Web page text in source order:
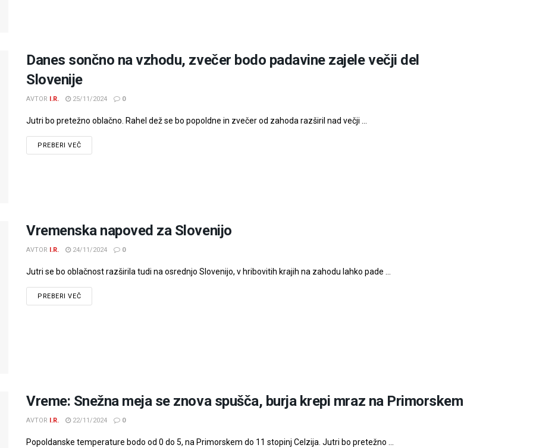
Danes sončno na vzhodu, zvečer bodo padavine zajele večji del
Slovenije
AVTOR I.R. 25/11/2024 0
Jutri bo pretežno oblačno. Rahel dež se bo popoldne in zvečer od zahoda razširil nad večji ...
PREBERI VEČ
Vremenska napoved za Slovenijo
AVTOR I.R. 24/11/2024 0
Jutri se bo oblačnost razširila tudi na osrednjo Slovenijo, v hribovitih krajih na zahodu lahko pade ...
PREBERI VEČ
Vreme: Snežna meja se znova spušča, burja krepi mraz na Primorskem
AVTOR I.R. 22/11/2024 0
Popoldanske temperature bodo od 0 do 5, na Primorskem do 11 stopinj Celzija. Jutri bo pretežno ...